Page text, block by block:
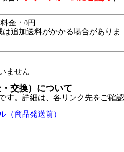
金：0円
追加送料がかかる場合がありま
ません
交換）について
す。詳細は、各リンク先をご確認
（商品発送前）